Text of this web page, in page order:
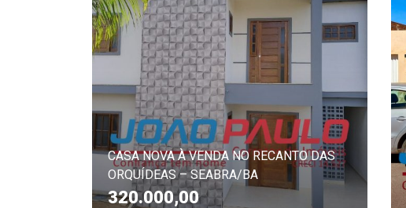
CASA NOVA À VENDA NO RECANTO DAS
ORQUÍDEAS – SEABRA/BA
320.000,00